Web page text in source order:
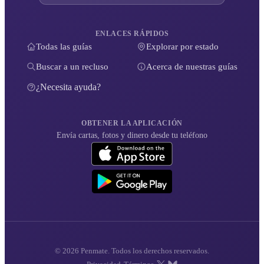
ENLACES RÁPIDOS
Todas las guías Explorar por estado
Buscar a un recluso Acerca de nuestras guías
¿Necesita ayuda?
OBTENER LA APLICACIÓN
Envía cartas, fotos y dinero desde tu teléfono
© 2026 Penmate. Todos los derechos reservados.